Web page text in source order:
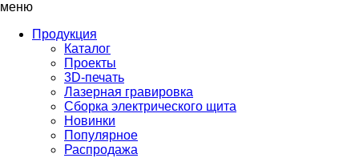
меню
Продукция
Каталог
Проекты
3D-печать
Лазерная гравировка
Сборка электрического щита
Новинки
Популярное
Распродажа